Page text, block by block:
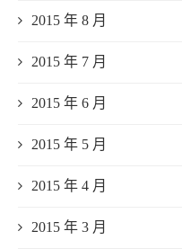
2015 年 8 月
2015 年 7 月
2015 年 6 月
2015 年 5 月
2015 年 4 月
2015 年 3 月